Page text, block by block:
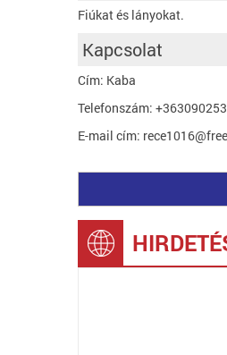
Fiúkat és lányokat.
Kapcsolat
Cím: Kaba
Telefonszám:
E-mail cím: